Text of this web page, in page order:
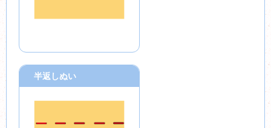
半返しぬい